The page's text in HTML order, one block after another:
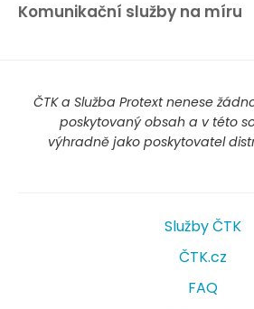
Komunikační služby na míru
ČTK a Služba Protext nenese
poskytovaný obsah a v této
výhradně jako poskytovatel
Služby ČTK
ČTK.cz
FAQ